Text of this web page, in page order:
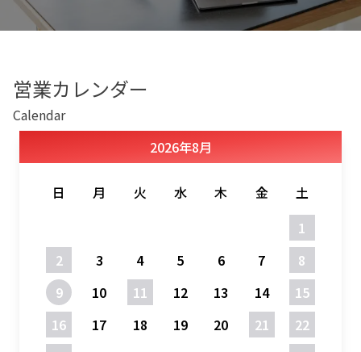
受付時間 9：00〜17：30（土日祝休）
営業カレンダー
Calendar
2026年8月
日 月 火 水 木 金
土
1
2
3 4 5 6 7
8
9
10 11 12 13 14
15
16
17 18 19 20 21
22